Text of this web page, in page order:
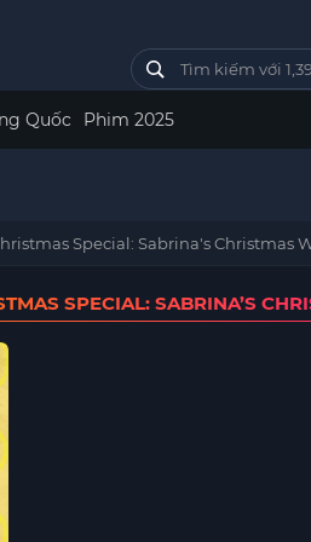
Quốc Phim 2025
Special: Sabrina's Christmas
SPECIAL: SABRINA’S